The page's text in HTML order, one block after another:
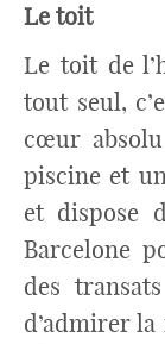
Le toit
Le toit de
tout seul,
cœur
piscine et
et dispose
Barcelone
des
d’admirer